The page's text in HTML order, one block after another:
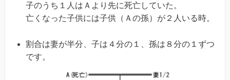
子のうち１人はＡより先に死亡していた。
亡くなった子供には子供（Ａの孫）が２人いる時。
割合は妻が半分、子は４分の１、孫は８分の１ずつ
です。